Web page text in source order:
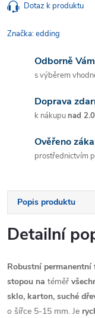
Dotaz k produktu
Značka:edding
Odborně
s výběrem
Doprava
k nákupunad
Ověřeno
prostřednictvím
Popis produktu
Detailní
Robustní permanentní
stopou na téměř
sklo, karton, suché
o šířce 5-15 mm. Je